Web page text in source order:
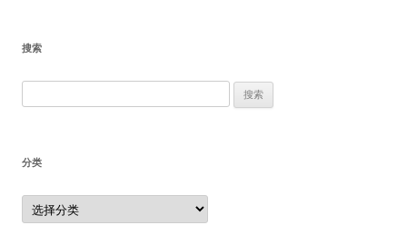
搜索
分类
分
类